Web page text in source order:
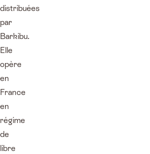
distribuées
par
Barkibu.
Elle
opère
en
France
en
régime
de
libre